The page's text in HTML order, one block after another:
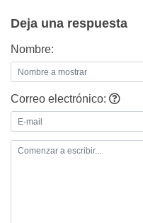
Deja una respuesta
Nombre:
Correo electrónico: